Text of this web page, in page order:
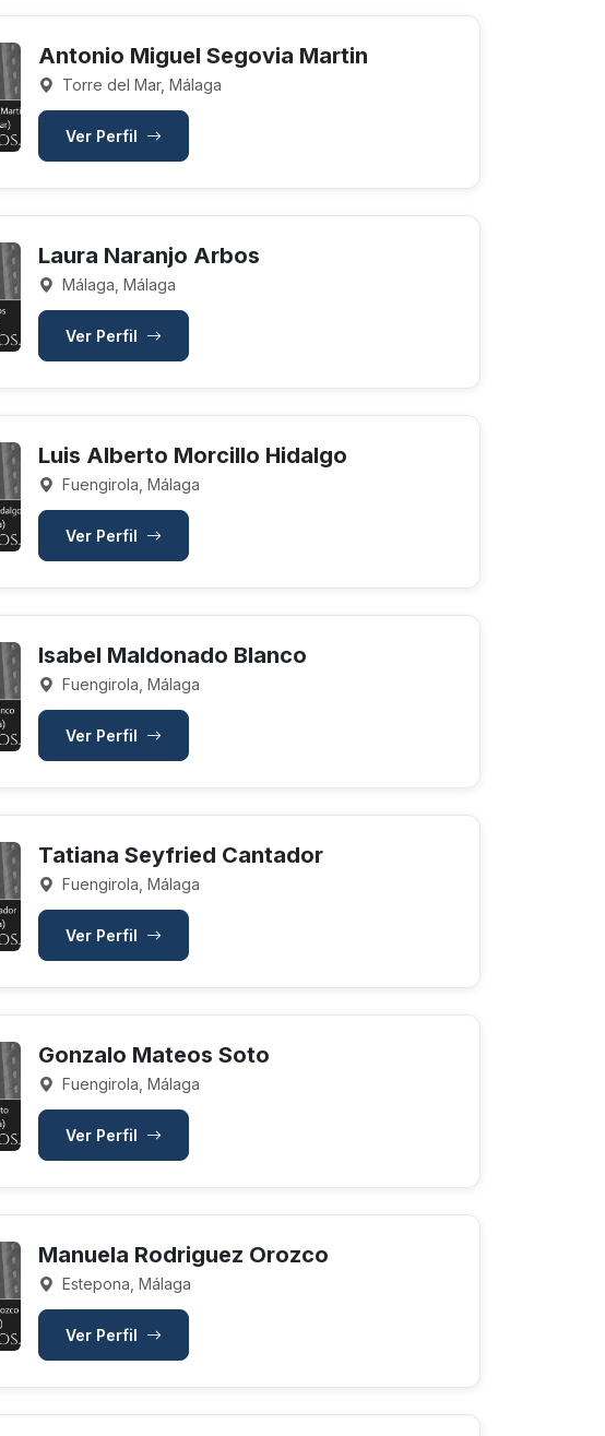
Antonio Miguel Segovia Martin
Torre del Mar, Málaga
Ver Perfil
Laura Naranjo Arbos
Málaga, Málaga
Ver Perfil
Luis Alberto Morcillo Hidalgo
Fuengirola, Málaga
Ver Perfil
Isabel Maldonado Blanco
Fuengirola, Málaga
Ver Perfil
Tatiana Seyfried Cantador
Fuengirola, Málaga
Ver Perfil
Gonzalo Mateos Soto
Fuengirola, Málaga
Ver Perfil
Manuela Rodriguez Orozco
Estepona, Málaga
Ver Perfil